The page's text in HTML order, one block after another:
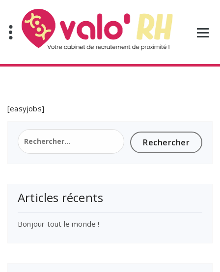
contenu
[easyjobs]
Rechercher :
Articles récents
Bonjour tout le monde !